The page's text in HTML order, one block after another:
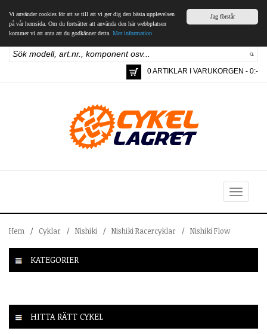
Jag förstår
Vi använder cookies för att se till att vi ger dig den bästa upplevelsen
på vår hemsida. Om du fortsätter att använda den här webbplatsen
kommer vi att anta att du godkänner detta. Mer information
0 ARTIKLAR I VARUKORGEN - 0:-
Toggle
navigation
Hem / Cyklar / Nishiki / Nishiki Racercyklar / Nishiki Flow
KATEGORIER
HITTA RÄTT CYKEL